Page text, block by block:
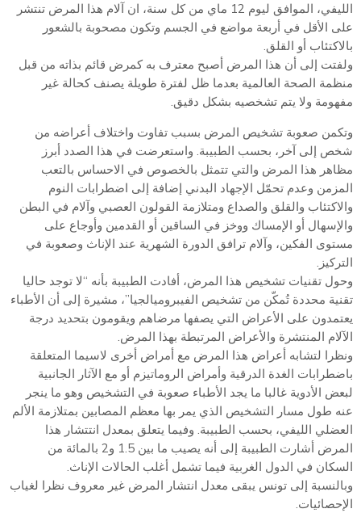
الليفي، الموافق ليوم 12 ماي من كل سنة، ان آلام هذا المرض تنتشر
على الأقل في أربعة مواضع في الجسم وتكون مصحوبة بالشعور
بالاكتئاب أو القلق.
ولفتت إلى أن هذا المرض أصبح معترف به كمرض قائم بذاته من قبل
منظمة الصحة العالمية بعدما ظل لفترة طويلة يصنف كحالة غير
مفهومة ولا يتم تشخصيه بشكل دقيق.
وتكمن صعوبة تشخيص المرض بسبب تفاوت واختلاف أعراضه من
شخص إلى آخر، بحسب الطبيبة. واستعرضت في هذا الصدد أبرز
مظاهر هذا المرض والتي تتمثل بالخصوص في الاحساس بالتعب
المزمن وعدم تحمّل الإجهاد البدني إضافة إلى اضطرابات النوم
والاكتئاب والقلق والصداع ومتلازمة القولون العصبي وآلام في البطن
والإسهال أو الإمساك ووخز في الساقين أو القدمين وأوجاع على
مستوى الفكين، وآلام ترافق الدورة الشهرية عند الإناث وصعوبة في
التركيز.
وحول تقنيات تشخيص هذا المرض، أفادت الطبيبة بأنه “لا توجد حاليا
تقنية محددة تُمكّن من تشخيص الفيبروميالجيا”، مشيرة إلى أن الأطباء
يعتمدون على الأعراض التي يصفها مرضاهم ويقومون بتحديد درجة
الآلام المنتشرة والأعراض المرتبطة بهذا المرض.
ونظرا لتشابه أعراض هذا المرض مع أمراض أخرى لاسيما المتعلقة
باضطرابات الغدة الدرقية وأمراض الروماتيزم أو مع الآثار الجانبية
لبعض الأدوية غالبا ما يجد الأطباء صعوبة في التشخيص وهو ما ينجر
عنه طول مسار التشخيص الذي يمر بها معظم المصابين بمتلازمة الألم
العضلي الليفي، بحسب الطبيبة. وفيما يتعلق بمعدل انتتشار هذا
المرض أشارت الطبيبة إلى أنه يصيب ما بين 1.5 و2 بالمائة من
السكان في الدول الغربية فيما تشمل أغلب الحالات الإناث.
وبالنسبة إلى تونس يبقى معدل انتشار المرض غير معروف نظرا لغياب
الإحصائيات.